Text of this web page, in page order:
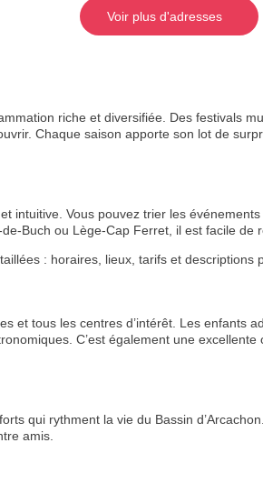
Voir plus d'adresses
riche et diversifiée. Des festivals
Chaque saison apporte son lot de
intuitive. Vous pouvez trier les
Buch ou Lège-Cap Ferret, il est facile
: horaires, lieux, tarifs et
et tous les centres d’intérêt. Les
C’est également une
qui rythment la vie du Bassin
amis.